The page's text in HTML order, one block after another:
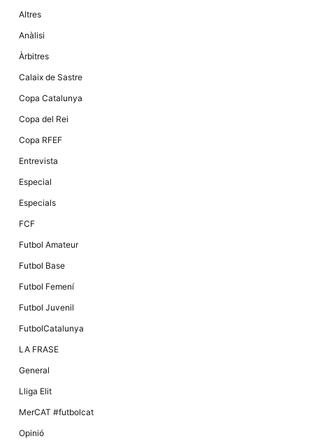
Altres
Anàlisi
Àrbitres
Calaix de Sastre
Copa Catalunya
Copa del Rei
Copa RFEF
Entrevista
Especial
Especials
FCF
Futbol Amateur
Futbol Base
Futbol Femení
Futbol Juvenil
FutbolCatalunya
LA FRASE
General
Lliga Elit
MerCAT #futbolcat
Opinió